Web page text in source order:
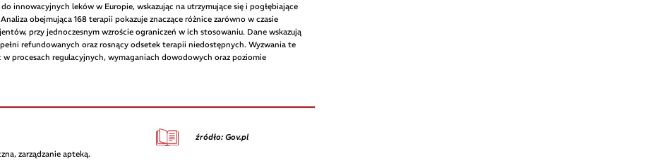
innowacyjnych leków w Europie, wskazując na utrzymujące się i pogłębiające
obejmująca 168 terapii pokazuje znaczące różnice zarówno w czasie
przy jednoczesnym wzroście ograniczeń w ich stosowaniu. Dane wskazują
refundowanych oraz rosnący odsetek terapii niedostępnych. Wyzwania te
procesach regulacyjnych, wymaganiach dowodowych oraz poziomie
zarządzanie apteką.
źródło: Gov.pl